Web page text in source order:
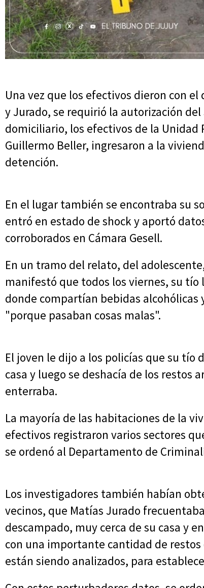
Una vez que los efectivos dieron con
y Jurado, se requirió la autorización
domiciliario, los efectivos de la Unidad
Guillermo Beller, ingresaron a la
detención.
En el lugar también se encontraba su
entró en estado de shock y aportó
corroborados en Cámara Gesell.
En un tramo del relato, del
manifestó que todos los viernes, su
donde compartían bebidas alcohólicas
"porque pasaban cosas malas".
El joven le dijo a los policías que su tío
casa y luego se deshacía de los restos
enterraba.
La mayoría de las habitaciones de la
efectivos registraron varios sectores
se ordenó al Departamento de
Los investigadores también habían
vecinos, que Matías Jurado
descampado, muy cerca de su casa y
con una importante cantidad de restos
están siendo analizados, para